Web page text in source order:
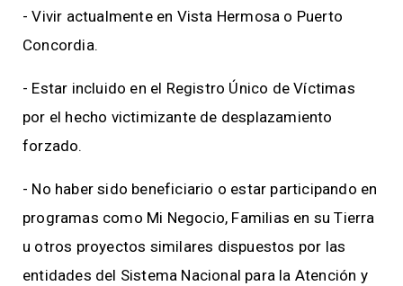
- Vivir actualmente en Vista Hermosa o Puerto
Concordia.
- Estar incluido en el Registro Único de Víctimas
por el hecho victimizante de desplazamiento
forzado.
- No haber sido beneficiario o estar participando en
programas como Mi Negocio, Familias en su Tierra
u otros proyectos similares dispuestos por las
entidades del Sistema Nacional para la Atención y